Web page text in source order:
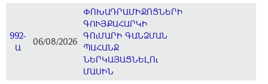
992-
Ա
06/08/2026
ՓՈԽԱԴՐԱՄԻՋՈՑՆԵՐԻ
ԳՈՒՅՔԱՀԱՐԿԻ
ԳՈւՄԱՐԻ ԳԱՆՁՄԱՆ
ՊԱՀԱՆՋ
ՆԵՐԿԱՅԱՑՆԵԼՈւ
ՄԱՍԻՆ